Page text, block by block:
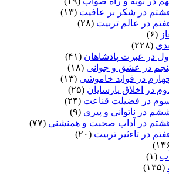
در شکر بر عافیت (۱۳)
در عالم تربیت (۲۸)
(۶)
(۲۲۸)
در عبرت پادشاهان (۴۱)
در عشق و جوانى (۱۸)
در فواید خاموشى (۱۳)
در اخلاق پارسایان (۲۵)
در فضیلت قناعت (۲۴)
در ناتوانى و پیرى (۹)
در آداب صحبت و همنشنى (۷۷)
در تاءثیر تربیت (۲۰)
(۱)
(۱۳۵)